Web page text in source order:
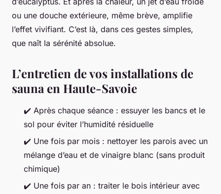
ou une douche extérieure, même brève, amplifie
l’effet vivifiant. C’est là, dans ces gestes simples,
que naît la sérénité absolue.
L’entretien de vos installations de
sauna en Haute-Savoie
✔️ Après chaque séance : essuyer les bancs et le
sol pour éviter l’humidité résiduelle
✔️ Une fois par mois : nettoyer les parois avec un
mélange d’eau et de vinaigre blanc (sans produit
chimique)
✔️ Une fois par an : traiter le bois intérieur avec